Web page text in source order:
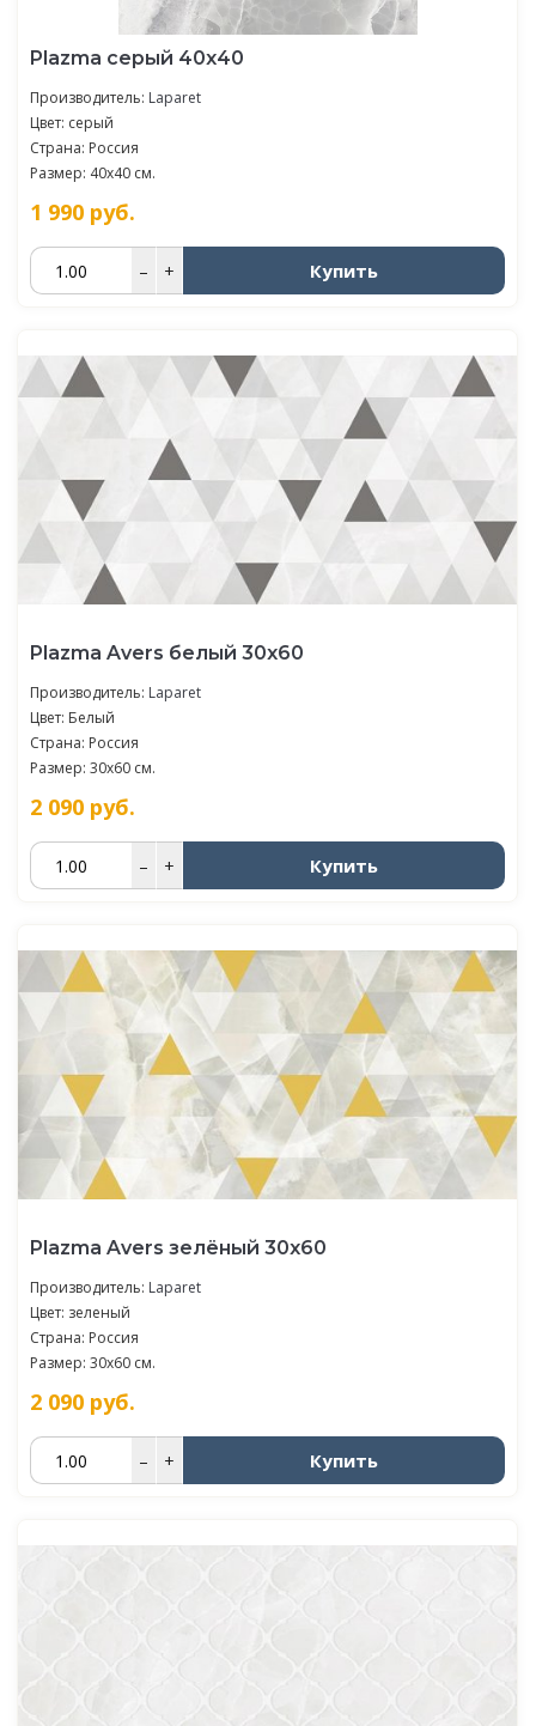
Plazma серый 40х40
Производитель: Laparet
Цвет: серый
Страна: Россия
Размер: 40x40 см.
1 990 руб.
– + Купить
Plazma Avers белый 30х60
Производитель: Laparet
Цвет: Белый
Страна: Россия
Размер: 30x60 см.
2 090 руб.
– + Купить
Plazma Avers зелёный 30х60
Производитель: Laparet
Цвет: зеленый
Страна: Россия
Размер: 30x60 см.
2 090 руб.
– + Купить